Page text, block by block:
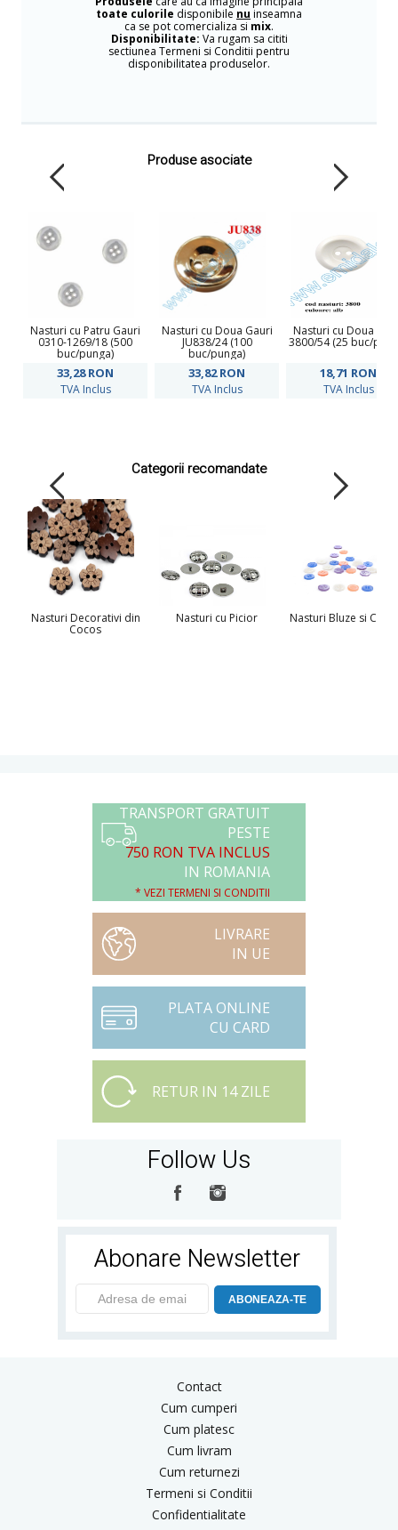
toate culorile disponibile nu inseamna
ca se pot comercializa si mix.
Disponibilitate: Va rugam sa cititi
sectiunea Termeni si Conditii pentru
disponibilitatea produselor.
Produse asociate
Nasturi cu Patru Gauri
0310-1269/18 (500
buc/punga)
33,28RON
TVA Inclus
Nasturi cu Doua Gauri
JU838/24 (100
buc/punga)
33,82RON
TVA Inclus
Nasturi cu Doua
3800/54 (25 buc/
18,71 RON
TVA Inclus
Categorii recomandate
Nasturi Decorativi din
Cocos
Nasturi cu Picior Nasturi Bluze si
TRANSPORT GRATUIT
PESTE
750 RON TVA INCLUS
IN ROMANIA
* VEZI TERMENI SI CONDITII
LIVRARE
IN UE
PLATA ONLINE
CU CARD
RETUR IN 14 ZILE
Follow Us
Abonare Newsletter
ABONEAZA-TE
Contact
Cum cumperi
Cum platesc
Cum livram
Cum returnezi
Termeni si Conditii
Confidentialitate